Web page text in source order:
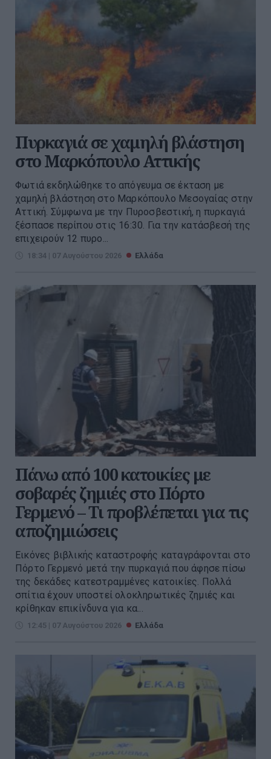
Πυρκαγιά σε χαμηλή βλάστηση
στο Μαρκόπουλο Αττικής
Φωτιά εκδηλώθηκε το απόγευμα σε έκταση με
χαμηλή βλάστηση στο Μαρκόπουλο Μεσογαίας στην
Αττική. Σύμφωνα με την Πυροσβεστική, η πυρκαγιά
ξέσπασε περίπου στις 16:30. Για την κατάσβεσή της
επιχειρούν 12 πυρο...
18:34 | 07 Αυγούστου 2026 Ελλάδα
Πάνω από 100 κατοικίες με
σοβαρές ζημιές στο Πόρτο
Γερμενό – Τι προβλέπεται για τις
αποζημιώσεις
Εικόνες βιβλικής καταστροφής καταγράφονται στο
Πόρτο Γερμενό μετά την πυρκαγιά που άφησε πίσω
της δεκάδες κατεστραμμένες κατοικίες. Πολλά
σπίτια έχουν υποστεί ολοκληρωτικές ζημιές και
κρίθηκαν επικίνδυνα για κα...
12:45 | 07 Αυγούστου 2026 Ελλάδα